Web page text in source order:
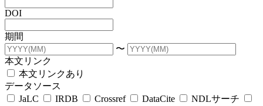
DOI
期間
〜
本文リンク
本文リンクあり
データソース
JaLC
IRDB Crossref DataCite
NDLサーチ